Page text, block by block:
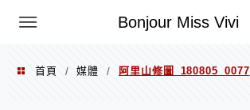
Bonjour Miss Vivi
選單
首頁 / 媒體 / 阿里山修圖_180805_0077